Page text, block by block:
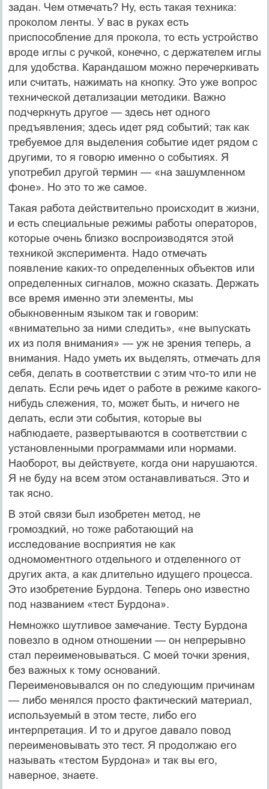
задан. Чем отмечать? Ну, есть такая техника:
проколом ленты. У вас в руках есть
приспособление для прокола, то есть устройство
вроде иглы с ручкой, конечно, с держателем иглы
для удобства. Карандашом можно перечеркивать
или считать, нажимать на кнопку. Это уже вопрос
технической детализации методики. Важно
подчеркнуть другое — здесь нет одного
предъявления; здесь идет ряд событий; так как
требуемое для выделения событие идет рядом с
другими, то я говорю именно о событиях. Я
употребил другой термин — «на зашумленном
фоне». Но это то же самое.
Такая работа действительно происходит в жизни,
и есть специальные режимы работы операторов,
которые очень близко воспроизводятся этой
техникой эксперимента. Надо отмечать
появление каких-то определенных объектов или
определенных сигналов, можно сказать. Держать
все время именно эти элементы, мы
обыкновенным языком так и говорим:
«внимательно за ними следить», «не выпускать
их из поля внимания» — уж не зрения теперь, а
внимания. Надо уметь их выделять, отмечать для
себя, делать в соответствии с этим что-то или не
делать. Если речь идет о работе в режиме какого-
нибудь слежения, то, может быть, и ничего не
делать, если эти события, которые вы
наблюдаете, развертываются в соответствии с
установленными программами или нормами.
Наоборот, вы действуете, когда они нарушаются.
Я не буду на всем этом останавливаться. Это и
так ясно.
В этой связи был изобретен метод, не
громоздкий, но тоже работающий на
исследование восприятия не как
одномоментного отдельного и отделенного от
других акта, а как длительно идущего процесса.
Это изобретение Бурдона. Теперь оно известно
под названием «тест Бурдона».
Немножко шутливое замечание. Тесту Бурдона
повезло в одном отношении — он непрерывно
стал переименовываться. С моей точки зрения,
без важных к тому оснований.
Переименовывался он по следующим причинам
— либо менялся просто фактический материал,
используемый в этом тесте, либо его
интерпретация. И то и другое давало повод
переименовывать это тест. Я продолжаю его
называть «тестом Бурдона» и так вы его,
наверное, знаете.